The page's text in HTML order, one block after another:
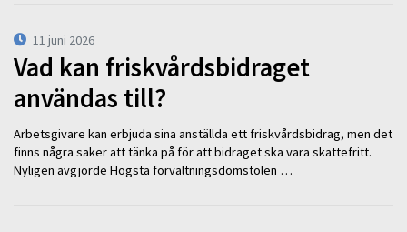
11 juni 2026
Vad kan friskvårdsbidraget
användas till?
Arbetsgivare kan erbjuda sina anställda ett friskvårdsbidrag, men det
finns några saker att tänka på för att bidraget ska vara skattefritt.
Nyligen avgjorde Högsta förvaltningsdomstolen …